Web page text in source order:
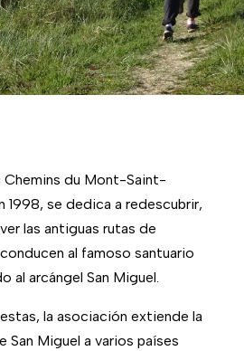
Chemins du Mont-Saint-
1998, se dedica a redescubrir,
las antiguas rutas de
al famoso santuario
al arcángel San Miguel.
la asociación extiende la
San Miguel a varios países